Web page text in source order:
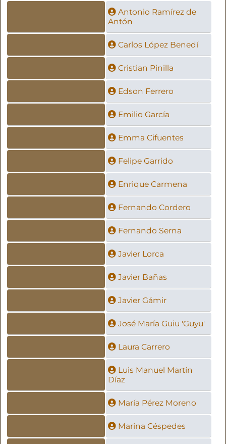
Antonio Ramírez de
Antón
Carlos López Benedí
Cristian Pinilla
Edson Ferrero
Emilio García
Emma Cifuentes
Felipe Garrido
Enrique Carmena
Fernando Cordero
Fernando Serna
Javier Lorca
Javier Bañas
Javier Gámir
José María Guiu 'Guyu'
Laura Carrero
Luis Manuel Martín
Díaz
María Pérez Moreno
Marina Céspedes